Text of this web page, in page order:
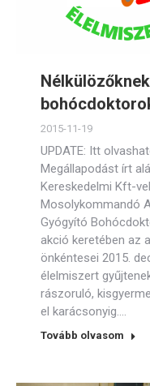
2015-11-19
UPDATE: Itt
Megállapodást írt
Kereskedelmi Kft-
Mosolykommandó
Gyógyító
akció keretében az
önkéntesei 2015.
élelmiszert
rászoruló,
el karácsonyig.…
Tovább olvasom